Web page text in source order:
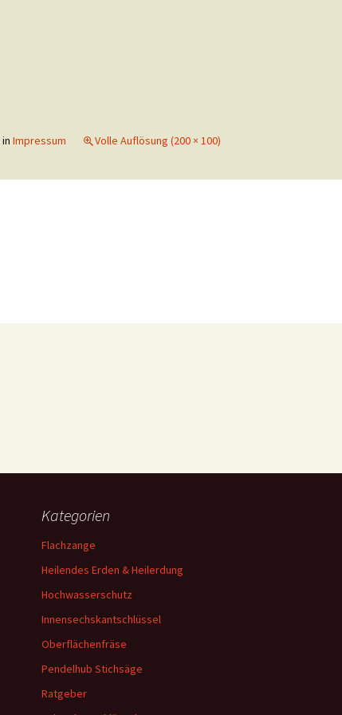
in Impressum Volle Auflösung (200 × 100)
Kategorien
Flachzange
Heilendes Erden & Heilerdung
Hochwasserschutz
Innensechskantschlüssel
Oberflächenfräse
Pendelhub Stichsäge
Ratgeber